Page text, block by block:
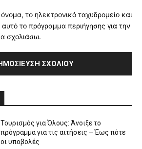
το ηλεκτρονικό ταχυδρομείο και
το πρόγραμμα περιήγησης για την
σχολιάσω.
Τουρισμός για Όλους: Άνοιξε το
πρόγραμμα για τις αιτήσεις – Έως πότε
οι υποβολές